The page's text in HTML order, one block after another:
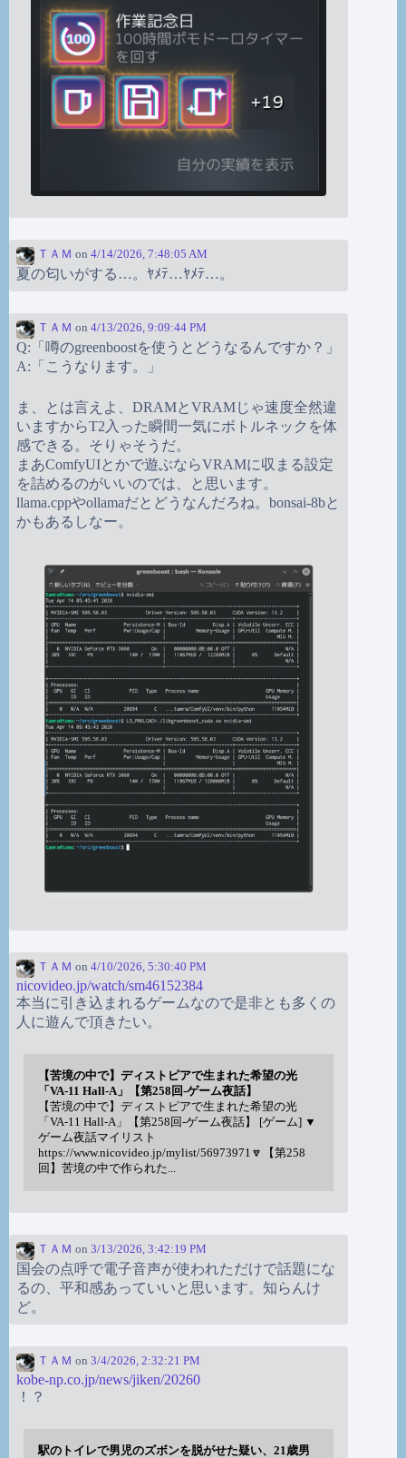
ＴＡＭ on 4/14/2026, 7:48:05 AM
夏の匂いがする…。ﾔﾒﾃ…ﾔﾒﾃ…。
ＴＡＭ on 4/13/2026, 9:09:44 PM
Q:「噂のgreenboostを使うとどうなるんですか？」
A:「こうなります。」
ま、とは言えよ、DRAMとVRAMじゃ速度全然違
いますからT2入った瞬間一気にボトルネックを体
感できる。そりゃそうだ。
まあComfyUIとかで遊ぶならVRAMに収まる設定
を詰めるのがいいのでは、と思います。
llama.cppやollamaだとどうなんだろね。bonsai-8bと
かもあるしなー。
ＴＡＭ on 4/10/2026, 5:30:40 PM
nicovideo.jp/watch/sm46152384
本当に引き込まれるゲームなので是非とも多くの
人に遊んで頂きたい。
【苦境の中で】ディストピアで生まれた希望の光
「VA-11 Hall-A」【第258回-ゲーム夜話】
【苦境の中で】ディストピアで生まれた希望の光
「VA-11 Hall-A」【第258回-ゲーム夜話】 [ゲーム] ▼
ゲーム夜話マイリスト
https://www.nicovideo.jp/mylist/56973971🔽【第258
回】苦境の中で作られた...
ＴＡＭ on 3/13/2026, 3:42:19 PM
国会の点呼で電子音声が使われただけで話題にな
るの、平和感あっていいと思います。知らんけ
ど。
ＴＡＭ on 3/4/2026, 2:32:21 PM
kobe-np.co.jp/news/jiken/20260
！？
駅のトイレで男児のズボンを脱がせた疑い、21歳男